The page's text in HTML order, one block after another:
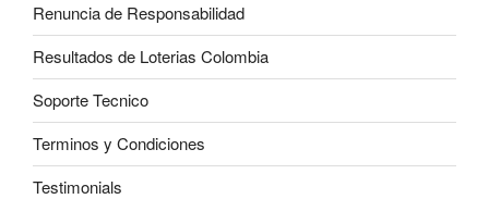
Renuncia de Responsabilidad
Resultados de Loterias Colombia
Soporte Tecnico
Terminos y Condiciones
Testimonials